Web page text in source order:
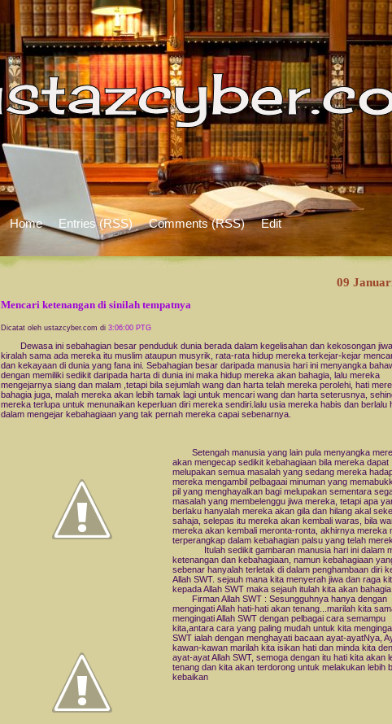
Home Entries (RSS) Comments (RSS) Edit
09
Mencari ketenangan di sinilah tempatnya
Dicatat oleh ustazcyber.com di 3:06:00 PTG
Dewasa ini sebahagian besar penduduk dunia berada dalam kegelisahan dan kekosongan
kiralah sama ada mereka itu muslim ataupun musyrik, rata-rata hidup mereka terkejar-kejar
dan kekayaan di dunia yang fana ini. Sebahagian besar daripada manusia hari ini menyangka
dengan memiliki sedikit daripada harta di dunia ini maka hidup mereka akan bahagia, lalu mereka
mengejarnya siang dan malam ,tetapi bila sejumlah wang dan harta telah mereka perolehi, hati
bahagia juga, malah mereka akan lebih tamak lagi untuk mencari wang dan harta seterusnya,
mereka terlupa untuk menunaikan keperluan diri mereka sendiri.lalu usia mereka habis dan berlalu
dalam mengejar kebahagiaan yang tak pernah mereka capai sebenarnya.
Setengah manusia yang lain pula menyangka
akan mengecap sedikit kebahagiaan bila mereka dapat
melupakan semua masalah yang sedang mereka
mereka mengambil pelbagaai minuman yang
pil yang menghayalkan bagi melupakan sementara
masalah yang membelenggu jiwa mereka, tetapi apa
berlaku hanyalah mereka akan gila dan hilang akal
sahaja, selepas itu mereka akan kembali waras, bila
mereka akan kembali meronta-ronta, akhirnya mereka
terperangkap dalam kebahagian palsu yang telah
Itulah sedikit gambaran manusia hari ini dalam
ketenangan dan kebahagiaan, namun kebahagiaan
sebenar hanyalah terletak di dalam penghambaan diri
Allah SWT. sejauh mana kita menyerah jiwa dan raga
kepada Allah SWT maka sejauh itulah kita akan bahagia.
Firman Allah SWT : Sesungguhnya hanya dengan
mengingati Allah hati-hati akan tenang...marilah kita
mengingati Allah SWT dengan pelbagai cara semampu
kita,antara cara yang paling mudah untuk kita
SWT ialah dengan menghayati bacaan ayat-ayatNya,
kawan-kawan marilah kita isikan hati dan minda kita
ayat-ayat Allah SWT, semoga dengan itu hati kita akan
tenang dan kita akan terdorong untuk melakukan lebih
kebaikan